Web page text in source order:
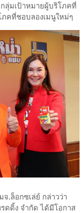
ลุ่มเป้าหมายผู้บริโภคที่
คที่ชอบลองเมนูใหม่ๆ
.ล็อกซเล่ย์ กล่าวว่า
ดดิ้ง จำกัด ได้มีโอกาส